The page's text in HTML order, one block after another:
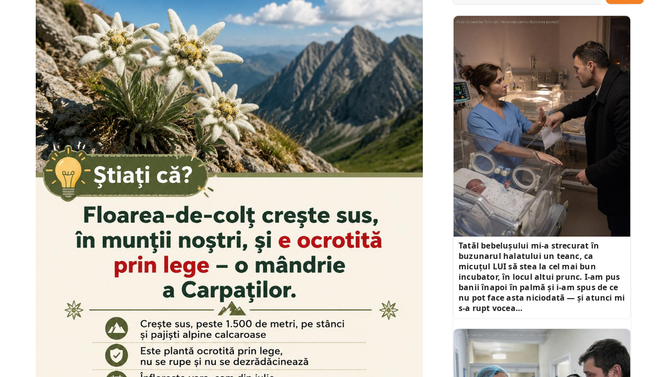
Tatăl bebelușului mi-a strecurat în
buzunarul halatului un teanc, ca
micuțul LUI să stea la cel mai bun
incubator, în locul altui prunc. I-am pus
banii înapoi în palmă și i-am spus de ce
nu pot face asta niciodată — și atunci mi
s-a rupt vocea…